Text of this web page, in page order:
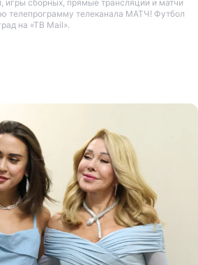
сборных, прямые трансляции и матчи
телепрограмму телеканала МАТЧ! Футбол
на «ТВ Mail».